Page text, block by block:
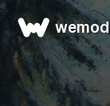
wemod